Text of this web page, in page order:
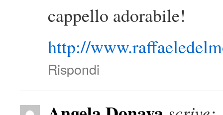
cappello adorabile!
http://
Rispondi